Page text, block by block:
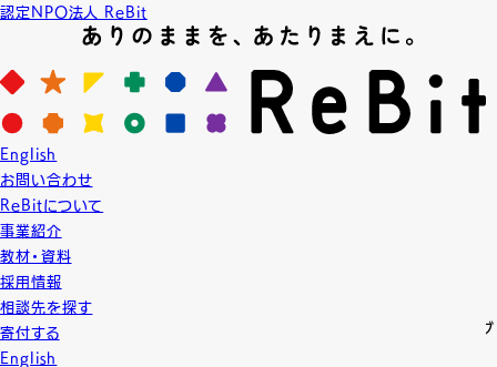
認定NPO法人 ReBit
English
お問い合わせ
ReBitについて
事業紹介
教材・資料
採用情報
相談先を探す
寄付する
English
News
ニュース
2015.4.26
東京レインボープライド2015 パレード＆フェス
タ ReBit「学生みんなの！新歓＆交流ブース」無事
終了。
4月25(土),26(日)に代々木公園にて行われました、東京レインボープラ
イド2015 パレード＆フェスタ、ReBit出展の「学生みんなの！新歓＆交流ブ
ース」は無事終了いたしました！